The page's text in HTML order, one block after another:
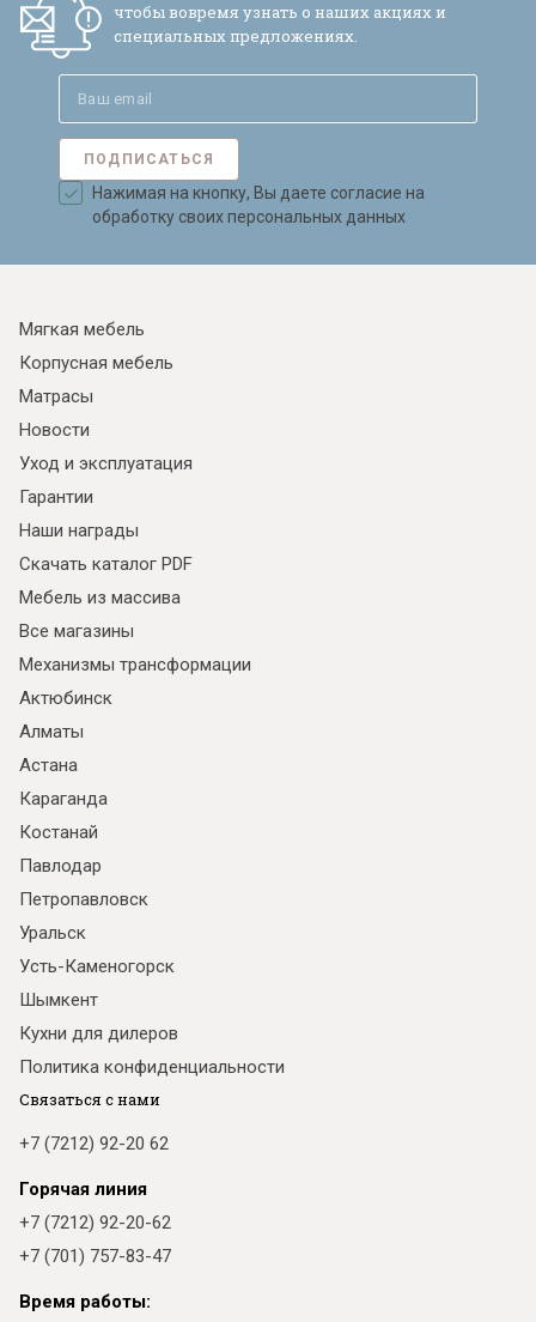
чтобы вовремя узнать о наших акциях и
специальных предложениях.
ПОДПИСАТЬСЯ
Нажимая на кнопку, Вы даете согласие на
обработку своих персональных данных
Мягкая мебель
Корпусная мебель
Матрасы
Новости
Уход и эксплуатация
Гарантии
Наши награды
Скачать каталог PDF
Мебель из массива
Все магазины
Механизмы трансформации
Актюбинск
Алматы
Астана
Караганда
Костанай
Павлодар
Петропавловск
Уральск
Усть-Каменогорск
Шымкент
Кухни для дилеров
Политика конфиденциальности
Связаться с нами
+7 (7212) 92-20 62
Горячая линия
+7 (7212) 92-20-62
+7 (701) 757-83-47
Время работы: